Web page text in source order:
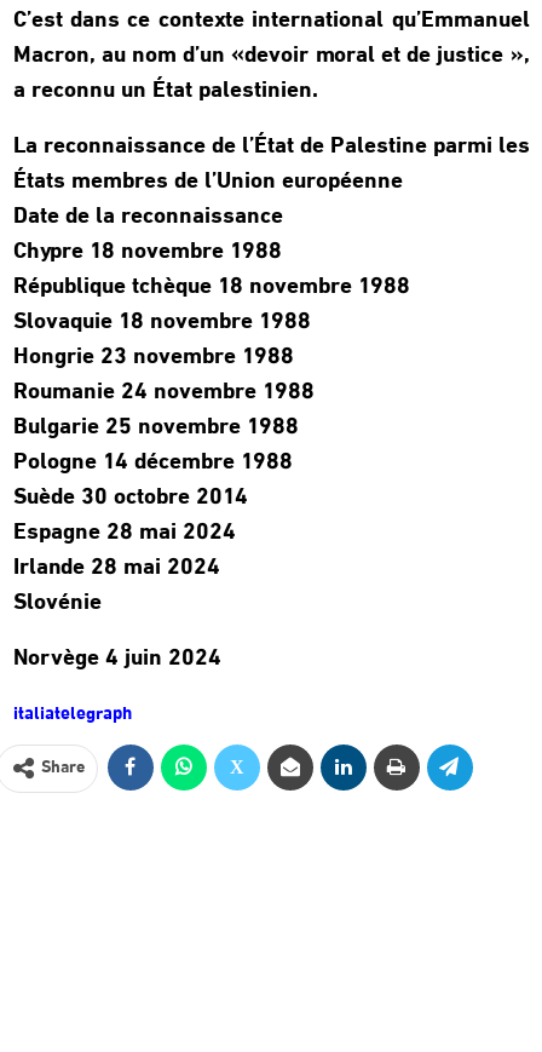
C’est dans ce contexte international qu’Emmanuel
Macron, au nom d’un «devoir moral et de justice »,
a reconnu un État palestinien.
La reconnaissance de l’État de Palestine parmi les
États membres de l’Union européenne
Date de la reconnaissance
Chypre 18 novembre 1988
République tchèque 18 novembre 1988
Slovaquie 18 novembre 1988
Hongrie 23 novembre 1988
Roumanie 24 novembre 1988
Bulgarie 25 novembre 1988
Pologne 14 décembre 1988
Suède 30 octobre 2014
Espagne 28 mai 2024
Irlande 28 mai 2024
Slovénie
Norvège 4 juin 2024
italiatelegraph
Share